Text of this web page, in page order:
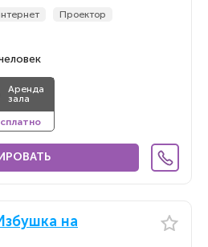
Проектор
Аренда
зала
на